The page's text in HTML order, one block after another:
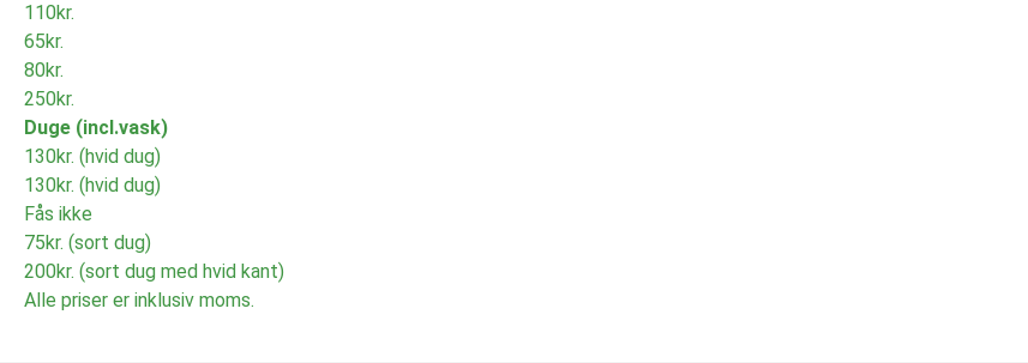
110kr.
65kr.
80kr.
250kr.
Duge (incl.vask)
130kr. (hvid dug)
130kr. (hvid dug)
Fås ikke
75kr. (sort dug)
200kr. (sort dug med hvid kant)
Alle priser er inklusiv moms.